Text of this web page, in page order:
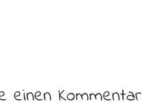
einen Kommentar